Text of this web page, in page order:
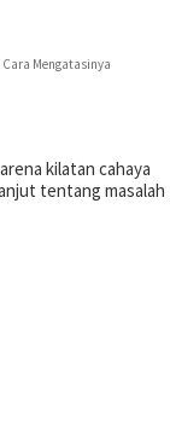
Mengatasinya
kilatan cahaya
tentang masalah